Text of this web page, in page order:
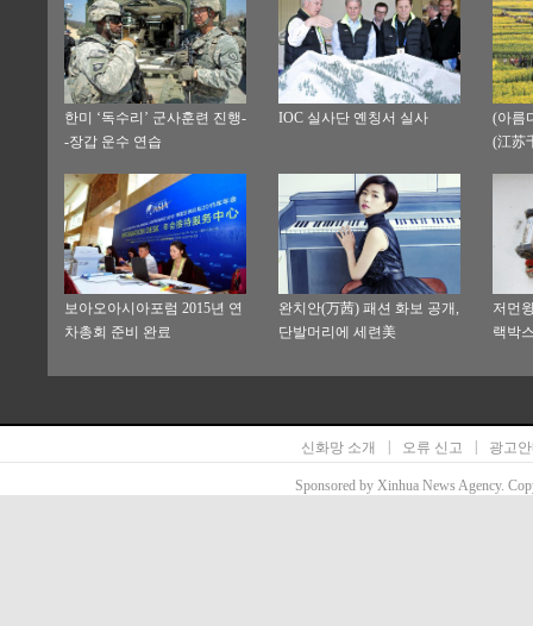
한미 ‘독수리’ 군사훈련 진행-
-장갑 운수 연습
IOC 실사단 옌칭서 실사
(아름
(江苏
보아오아시아포럼 2015년 연
차총회 준비 완료
완치안(万茜) 패션 화보 공개,
단발머리에 세련美
저먼
랙박